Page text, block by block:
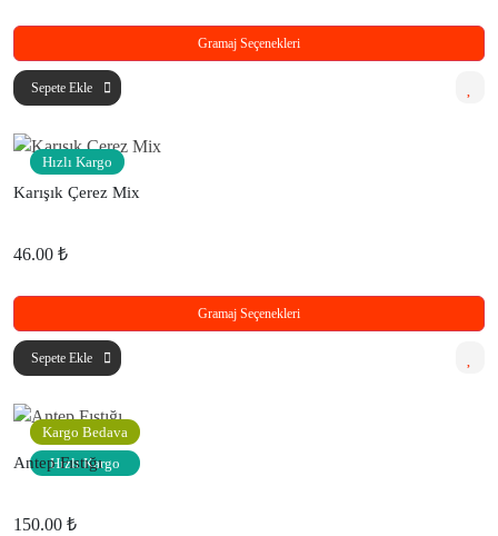
Gramaj Seçenekleri
Sepete Ekle
Hızlı Kargo
Karışık Çerez Mix
46.00 ₺
Gramaj Seçenekleri
Sepete Ekle
Kargo Bedava
Hızlı Kargo
Antep Fıstığı
150.00 ₺